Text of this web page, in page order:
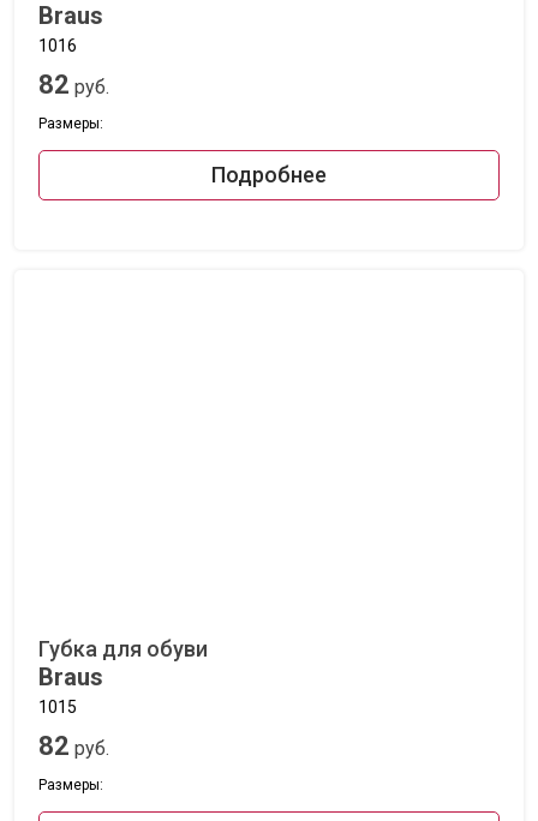
Braus
1016
82 руб.
Размеры:
Подробнее
Губка для обуви
Braus
1015
82 руб.
Размеры: